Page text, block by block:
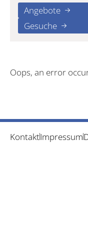
Angebote
Gesuche
Oops, an error
KontaktImpressum